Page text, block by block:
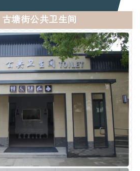
古塘街公共卫生间